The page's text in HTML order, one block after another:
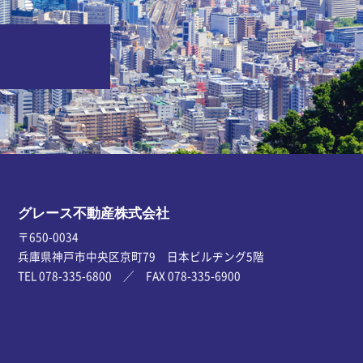
グレース不動産株式会社
〒650-0034
兵庫県神戸市中央区京町79 日本ビルヂング5階
TEL 078-335-6800 ／ FAX 078-335-6900